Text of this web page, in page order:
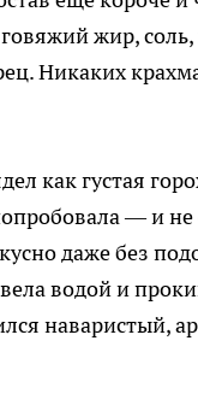
жир,
Никаких
как густая
— и не
даже без
водой и
наваристый,